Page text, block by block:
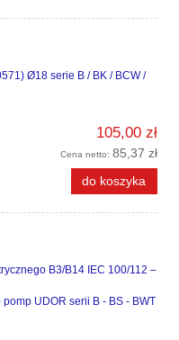
Ø18 serie B / BK / BCW /
105,00 zł
Cena netto: 85,37 zł
do koszyka
B3/B14 IEC 100/112 –
UDOR serii B - BS - BWT